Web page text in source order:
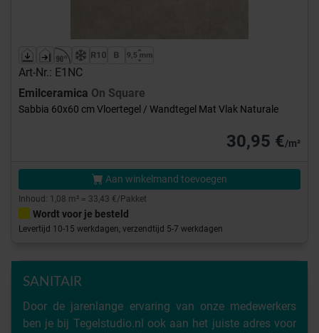
Art-Nr.: E1NC
Emilceramica On Square
Sabbia 60x60 cm Vloertegel / Wandtegel Mat Vlak Naturale
30,95 €/m²
Aan winkelmand toevoegen
Inhoud: 1,08 m² = 33,43 €/Pakket
Wordt voor je besteld
Levertijd 10-15 werkdagen, verzendtijd 5-7 werkdagen
SANITAIR
Door de jarenlange ervaring van onze medewerkers
ben je bij Tegelstudio.nl ook aan het juiste adres voor